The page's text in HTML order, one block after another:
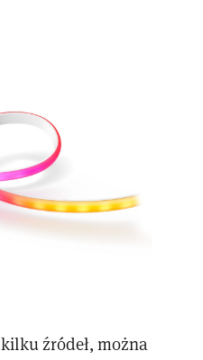
źródeł, można